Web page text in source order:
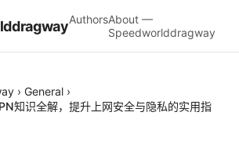
AuthorsAbout —
Speedworlddragway
› General ›
知识全解，提升上网安全与隐私的实用指